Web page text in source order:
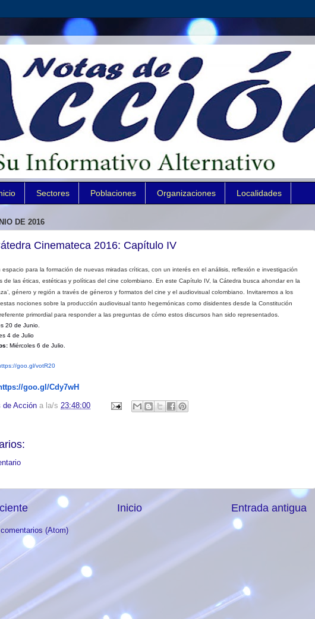
Sectores Poblaciones Organizaciones Localidades
DE 2016
Cinemateca 2016: Capítulo IV
para la formación de nuevas miradas críticas, con un interés en el análisis, reflexión e investigación
de las éticas, estéticas y políticas del cine colombiano. En este Capítulo IV, la Cátedra busca ahondar en la
género y región a través de géneros y formatos del cine y el audiovisual colombiano . Invitaremos a los
nociones sobre la producción audiovisual tanto hegemónicas como disidentes desde la Constitución
primordial para responder a las preguntas de cómo estos discursos han sido representados.
20 de Junio.
4 de Julio
Miércoles 6 de Julio.
goo.gl/votR20
goo.gl/Cdy7wH
de Acción a la/s 23:48:00
Entrada antigua
Inicio
(Atom)